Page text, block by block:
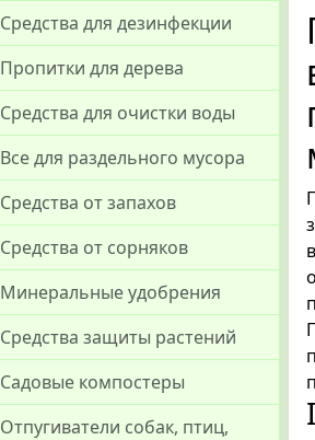
Средства для дезинфекции
Пропитки для дерева
Средства для очистки воды
Все для раздельного мусора
Средства от запахов
Средства от сорняков
Минеральные удобрения
Средства защиты растений
Садовые компостеры
Отпугиватели собак, птиц,